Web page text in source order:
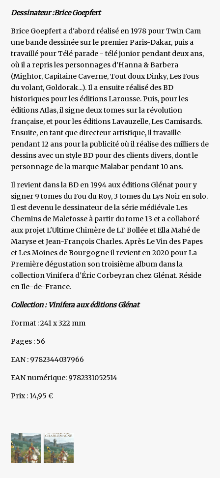
Dessinateur :Brice Goepfert
Brice Goepfert a d'abord réalisé en 1978 pour Twin Cam
une bande dessinée sur le premier Paris-Dakar, puis a
travaillé pour Télé parade - télé junior pendant deux ans,
où il a repris les personnages d’Hanna & Barbera
(Mightor, Capitaine Caverne, Tout doux Dinky, Les Fous
du volant, Goldorak...). Il a ensuite réalisé des BD
historiques pour les éditions Larousse. Puis, pour les
éditions Atlas, il signe deux tomes sur la révolution
française, et pour les éditions Lavauzelle, Les Camisards.
Ensuite, en tant que directeur artistique, il travaille
pendant 12 ans pour la publicité où il réalise des milliers de
dessins avec un style BD pour des clients divers, dont le
personnage de la marque Malabar pendant 10 ans.
Il revient dans la BD en 1994 aux éditions Glénat pour y
signer 9 tomes du Fou du Roy, 3 tomes du Lys Noir en solo.
Il est devenu le dessinateur de la série médiévale Les
Chemins de Malefosse à partir du tome 13 et a collaboré
aux projet L'Ultime Chimère de LF Bollée et Ella Mahé de
Maryse et Jean-François Charles. Après Le Vin des Papes
et Les Moines de Bourgogne il revient en 2020 pour La
Première dégustation son troisième album dans la
collection Vinifera d'Éric Corbeyran chez Glénat. Réside
en Ile-de-France.
Collection : Vinifera aux éditions Glénat
Format : 241 x 322 mm
Pages : 56
EAN : 9782344037966
EAN numérique: 9782331052514
Prix : 14,95 €